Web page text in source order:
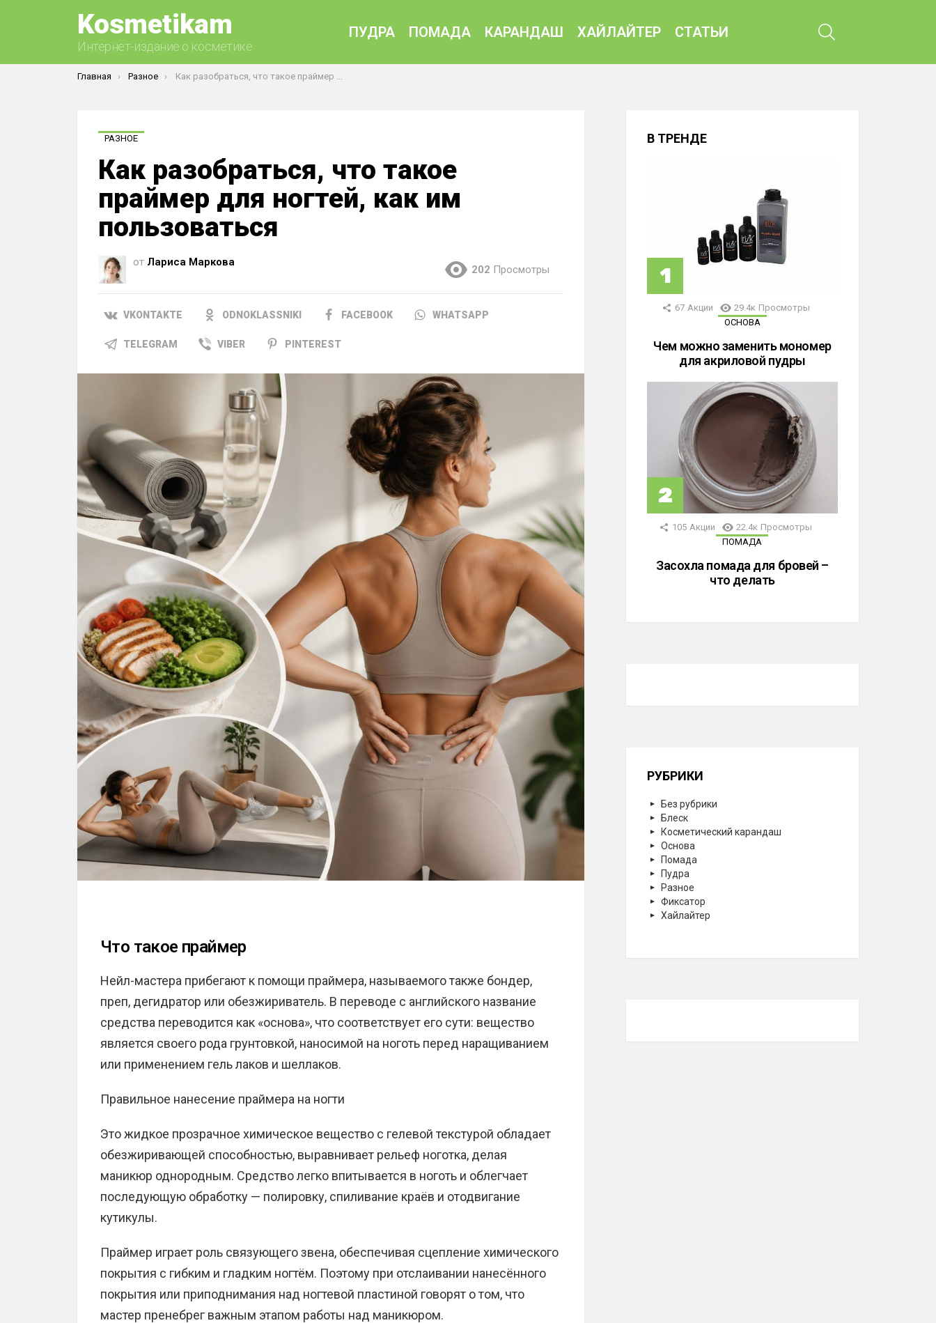
Kosmetikam
Интернет-издание о косметике
ПУДРА ПОМАДА КАРАНДАШ ХАЙЛАЙТЕР СТАТЬИ
Вы здесь:
Главная Разное Как разобраться, что такое праймер для ногтей, как им пользоваться
РАЗНОЕ
Как разобраться, что такое
праймер для ногтей, как им
пользоваться
от Лариса Маркова
202 Просмотры
VKONTAKTE ODNOKLASSNIKI FACEBOOK WHATSAPP
TELEGRAM VIBER PINTEREST
Что такое праймер
Нейл-мастера прибегают к помощи праймера, называемого также бондер,
преп, дегидратор или обезжириватель. В переводе с английского название
средства переводится как «основа», что соответствует его сути: вещество
является своего рода грунтовкой, наносимой на ноготь перед наращиванием
или применением гель лаков и шеллаков.
Правильное нанесение праймера на ногти
Это жидкое прозрачное химическое вещество с гелевой текстурой обладает
обезжиривающей способностью, выравнивает рельеф ноготка, делая
маникюр однородным. Средство легко впитывается в ноготь и облегчает
последующую обработку — полировку, спиливание краёв и отодвигание
кутикулы.
Праймер играет роль связующего звена, обеспечивая сцепление химического
покрытия с гибким и гладким ногтём. Поэтому при отслаивании нанесённого
покрытия или приподнимания над ногтевой пластиной говорят о том, что
мастер пренебрег важным этапом работы над маникюром.
В ТРЕНДЕ
67 Акции 29.4к Просмотры
ОСНОВА
Чем можно заменить мономер
для акриловой пудры
105 Акции 22.4к Просмотры
ПОМАДА
Засохла помада для бровей –
что делать
РУБРИКИ
Без рубрики
Блеск
Косметический карандаш
Основа
Помада
Пудра
Разное
Фиксатор
Хайлайтер